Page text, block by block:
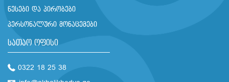
წესები და პირობები
პერსონალური მონაცემები
სათაო ოფისი
0322 18 25 38